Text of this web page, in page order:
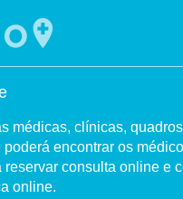
médicas, clínicas,
encontrar os
reservar consulta online e
online.